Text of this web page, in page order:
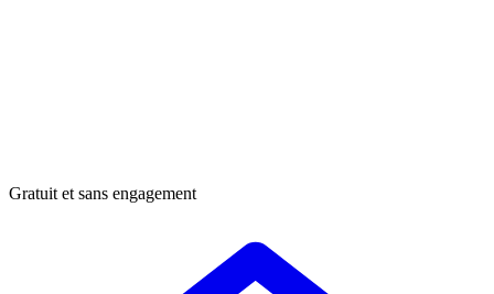
Gratuit et sans engagement